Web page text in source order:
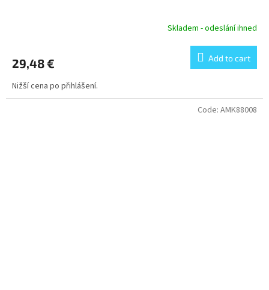
Skladem - odeslání ihned
29,48 € Add to cart
Nižší cena po přihlášení.
Code: AMK88008